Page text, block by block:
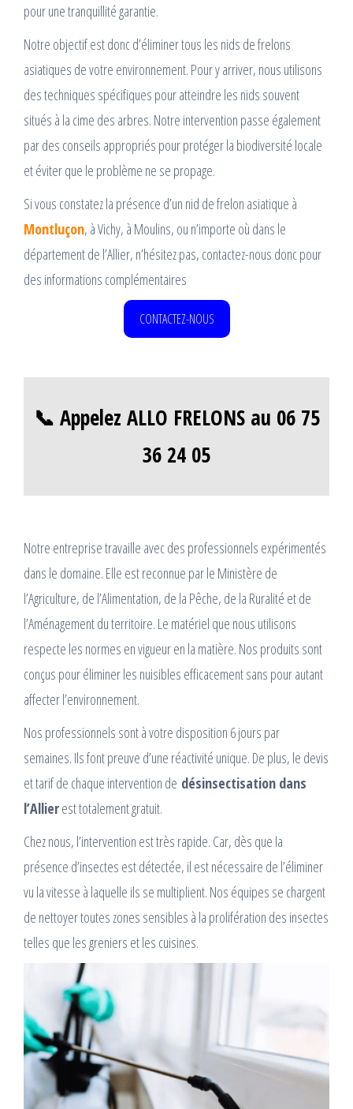
pour une tranquillité garantie.
Notre objectif est donc d’éliminer tous les nids de frelons
asiatiques de votre environnement. Pour y arriver, nous utilisons
des techniques spécifiques pour atteindre les nids souvent
situés à la cime des arbres. Notre intervention passe également
par des conseils appropriés pour protéger la biodiversité locale
et éviter que le problème ne se propage.
Si vous constatez la présence d’un nid de frelon asiatique à
Montluçon, à Vichy, à Moulins, ou n’importe où dans le
département de l’Allier, n’hésitez pas, contactez-nous donc pour
des informations complémentaires
CONTACTEZ-NOUS
📞 Appelez ALLO FRELONS au 06 75
36 24 05
Notre entreprise travaille avec des professionnels expérimentés
dans le domaine. Elle est reconnue par le Ministère de
l’Agriculture, de l’Alimentation, de la Pêche, de la Ruralité et de
l’Aménagement du territoire. Le matériel que nous utilisons
respecte les normes en vigueur en la matière. Nos produits sont
conçus pour éliminer les nuisibles efficacement sans pour autant
affecter l’environnement.
Nos professionnels sont à votre disposition 6 jours par
semaines. Ils font preuve d’une réactivité unique. De plus, le devis
et tarif de chaque intervention de désinsectisation dans
l’Allierest totalement gratuit.
Chez nous, l’intervention est très rapide. Car, dès que la
présence d’insectes est détectée, il est nécessaire de l’éliminer
vu la vitesse à laquelle ils se multiplient. Nos équipes se chargent
de nettoyer toutes zones sensibles à la prolifération des insectes
telles que les greniers et les cuisines.